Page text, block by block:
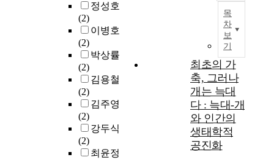
정성호
(2)
이병호
(2)
박상률
(2)
김용철
(2)
김주영
(2)
강두식
(2)
최윤정
목
차
보
기
최초의 가
축, 그러나
개는 늑대
다 : 늑대-개
와 인간의
생태학적
공진화